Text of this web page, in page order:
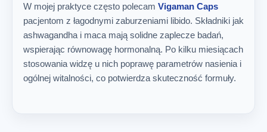
W mojej praktyce często polecam Vigaman Caps
pacjentom z łagodnymi zaburzeniami libido. Składniki jak
ashwagandha i maca mają solidne zaplecze badań,
wspierając równowagę hormonalną. Po kilku miesiącach
stosowania widzę u nich poprawę parametrów nasienia i
ogólnej witalności, co potwierdza skuteczność formuły.